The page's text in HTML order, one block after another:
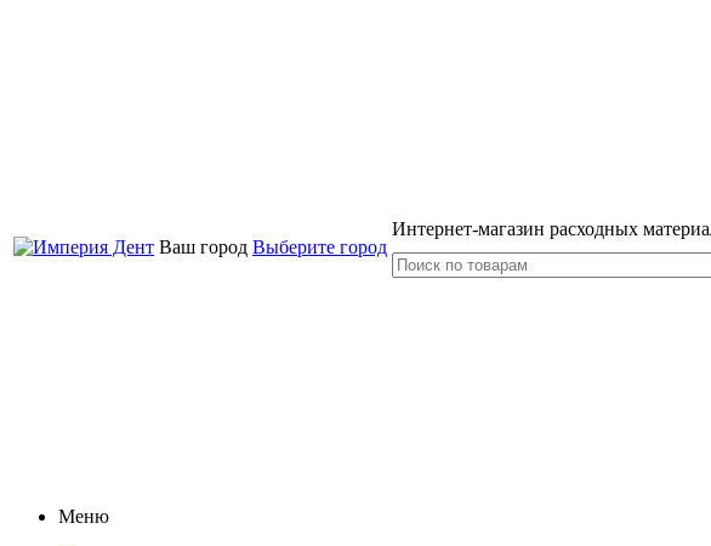
Ваш город Выберите город
Интернет-магазин расходных
Меню